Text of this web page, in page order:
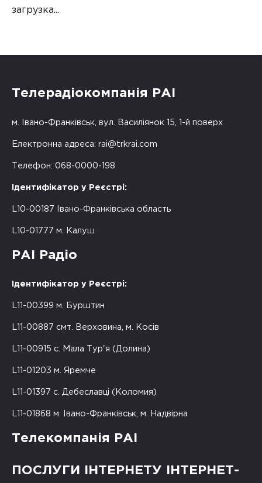
загрузка...
Телерадіокомпанія РАІ
м. Івано-Франківськ, вул. Василіянок 15, 1-й поверх
Електронна адреса: rai@trkrai.com
Телефон: 068-0000-198
Ідентифікатор у Реєстрі:
L10-00187 Івано-Франківська область
L10-01777 м. Калуш
РАІ Радіо
Ідентифікатор у Реєстрі:
L11-00399 м. Бурштин
L11-00887 смт. Верховина, м. Косів
L11-00915 с. Мала Тур'я (Долина)
L11-01203 м. Яремче
L11-01397 с. Дебеславці (Коломия)
L11-01868 м. Івано-Франківськ, м. Надвірна
Телекомпанія РАІ
ПОСЛУГИ ІНТЕРНЕТУ ІНТЕРНЕТ-